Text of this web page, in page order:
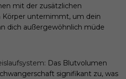
mit der zusätzlichen
Körper unternimmt, um dein
dich außergewöhnlich müde
Das Blutvolumen
signifikant zu, was